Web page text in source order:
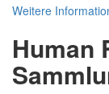
Weitere
Human